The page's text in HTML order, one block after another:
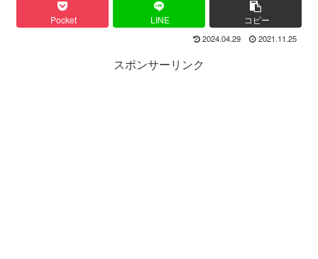
Pocket LINE コピー
2024.04.29 2021.11.25
スポンサーリンク